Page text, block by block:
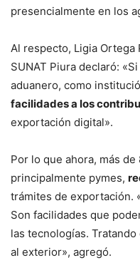
presencialmente en los
Al respecto, Ligia
SUNAT Piura declaró:
aduanero, como
facilidades a los
exportación digital».
Por lo que ahora, más
principalmente pymes,
trámites de exportación.
Son facilidades que
las tecnologías.
al exterior», agregó.